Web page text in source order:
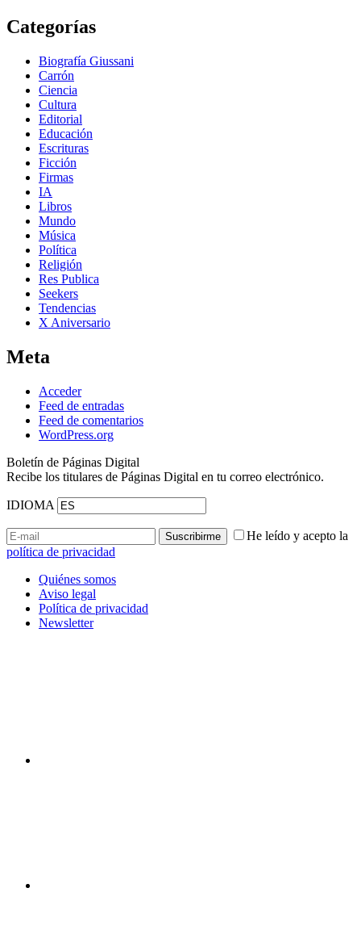
Categorías
Biografía Giussani
Carrón
Ciencia
Cultura
Editorial
Educación
Escrituras
Ficción
Firmas
IA
Libros
Mundo
Música
Política
Religión
Res Publica
Seekers
Tendencias
X Aniversario
Meta
Acceder
Feed de entradas
Feed de comentarios
WordPress.org
Boletín de Páginas Digital
Recibe los titulares de Páginas Digital en tu correo electrónico.
IDIOMA
He leído y acepto la
política de privacidad
Quiénes somos
Aviso legal
Política de privacidad
Newsletter